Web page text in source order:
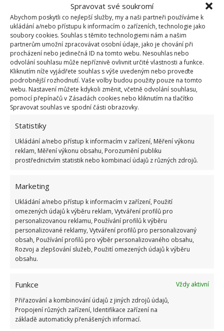
Spravovat své soukromí
Abychom poskytli co nejlepší služby, my a naši partneři používáme k
ukládání a/nebo přístupu k informacím o zařízeních, technologie jako
soubory cookies. Souhlas s těmito technologiemi nám a našim
partnerům umožní zpracovávat osobní údaje, jako je chování při
procházení nebo jedinečná ID na tomto webu. Nesouhlas nebo
odvolání souhlasu může nepříznivě ovlivnit určité vlastnosti a funkce.
Kliknutím níže vyjádřete souhlas s výše uvedeným nebo proveďte
podrobnější rozhodnutí. Vaše volby budou použity pouze na tomto
webu. Nastavení můžete kdykoli změnit, včetně odvolání souhlasu,
pomocí přepínačů v Zásadách cookies nebo kliknutím na tlačítko
Spravovat souhlas ve spodní části obrazovky.
Statistiky
Ukládání a/nebo přístup k informacím v zařízení, Měření výkonu
reklam, Měření výkonu obsahu, Porozumění publiku
prostřednictvím statistik nebo kombinací údajů z různých zdrojů.
Marketing
Ukládání a/nebo přístup k informacím v zařízení, Použití
omezených údajů k výběru reklam, Vytváření profilů pro
personalizovanou reklamu, Používání profilů k výběru
personalizované reklamy, Vytváření profilů pro personalizovaný
obsah, Používání profilů pro výběr personalizovaného obsahu,
Rozvoj a zlepšování služeb, Použití omezených údajů k výběru
obsahu.
Funkce
Vždy aktivní
Přiřazování a kombinování údajů z jiných zdrojů údajů,
Propojení různých zařízení, Identifikace zařízení na
základě automaticky přenášených informací.
Ranní posezení s šálkem kávy a omeletou je možné u
malého stolku, který stačí akorát pro dvě osoby.
Kuchyňská linka je v bílém provedení, ale mozaikové
prvky se dobře hodí do malého prostoru a vytváří
útulný dojem. Patro končí koupelnou, kde se nachází
sprcha i vana.